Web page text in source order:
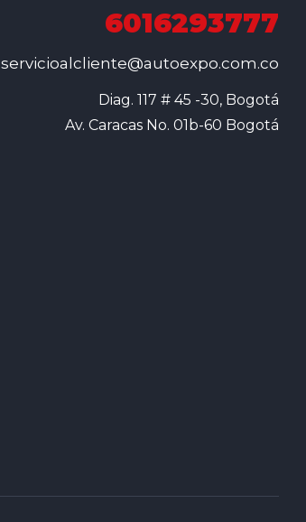
6016293777
servicioalcliente@autoexpo.com.co
Diag. 117 # 45 -30, Bogotá
Av. Caracas No. 01b-60 Bogotá